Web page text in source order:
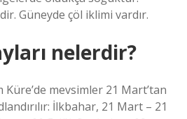
Güneyde çöl iklimi vardır.
nelerdir?
Küre’de mevsimler 21 Mart’tan
İlkbahar, 21 Mart – 21